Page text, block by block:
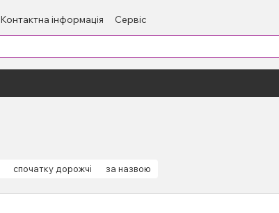
Контактна інформація Сервіс
спочатку дорожчі за назвою